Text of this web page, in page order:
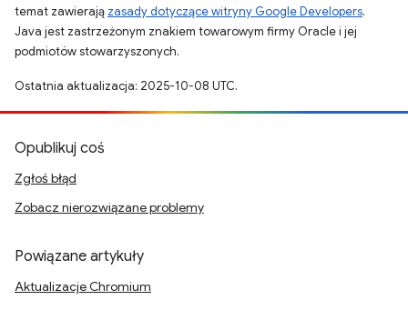
temat zawierają zasady dotyczące witryny Google Developers.
Java jest zastrzeżonym znakiem towarowym firmy Oracle i jej
podmiotów stowarzyszonych.
Ostatnia aktualizacja: 2025-10-08 UTC.
Opublikuj coś
Zgłoś błąd
Zobacz nierozwiązane problemy
Powiązane artykuły
Aktualizacje Chromium